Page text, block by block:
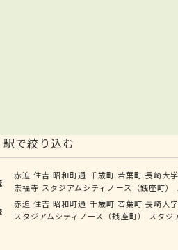
で絞り込む
赤迫 住吉 昭和町通 千歳町 若葉町 長崎大
崇福寺 スタジアムシティノース（銭座町）
赤迫 住吉 昭和町通 千歳町 若葉町 長崎大
スタジアムシティノース（銭座町）
スタジ